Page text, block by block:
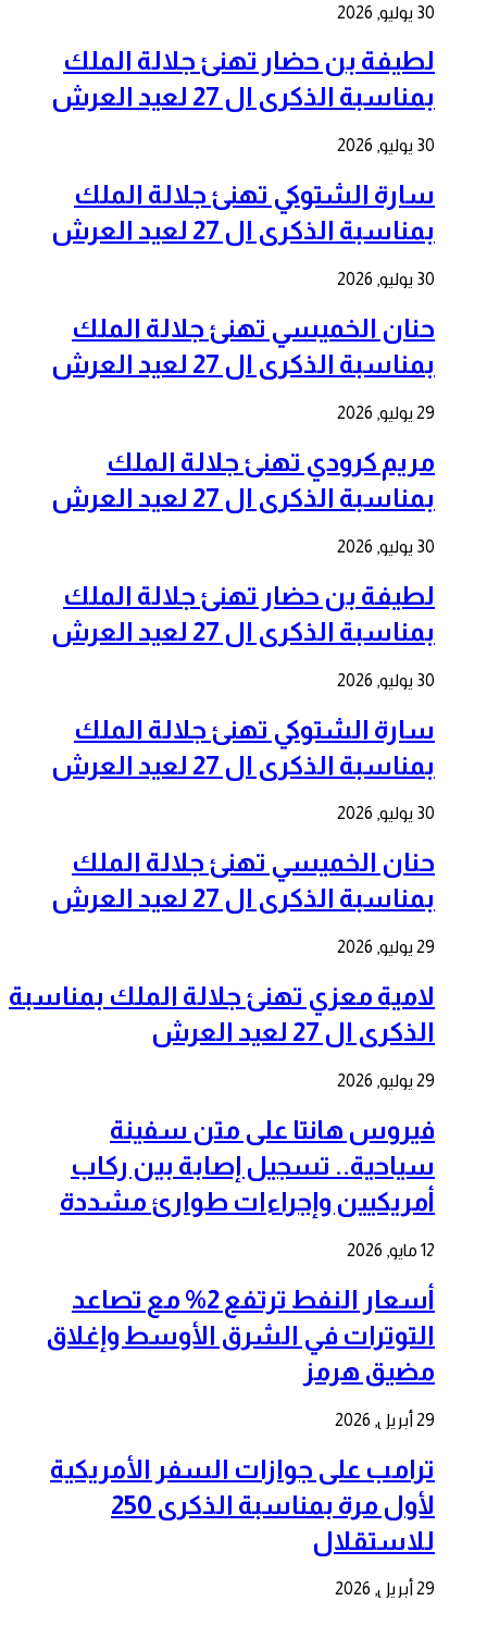
30 يوليو, 2026
لطيفة بن حضار تهنئ جلالة الملك
بمناسبة الذكرى ال 27 لعيد العرش
30 يوليو, 2026
سارة الشتوكي تهنئ جلالة الملك
بمناسبة الذكرى ال 27 لعيد العرش
30 يوليو, 2026
حنان الخميسي تهنئ جلالة الملك
بمناسبة الذكرى ال 27 لعيد العرش
29 يوليو, 2026
مريم كرودي تهنئ جلالة الملك
بمناسبة الذكرى ال 27 لعيد العرش
30 يوليو, 2026
لطيفة بن حضار تهنئ جلالة الملك
بمناسبة الذكرى ال 27 لعيد العرش
30 يوليو, 2026
سارة الشتوكي تهنئ جلالة الملك
بمناسبة الذكرى ال 27 لعيد العرش
30 يوليو, 2026
حنان الخميسي تهنئ جلالة الملك
بمناسبة الذكرى ال 27 لعيد العرش
29 يوليو, 2026
لامية معزي تهنئ جلالة الملك بمناسبة
الذكرى ال 27 لعيد العرش
29 يوليو, 2026
فيروس هانتا على متن سفينة
سياحية.. تسجيل إصابة بين ركاب
أمريكيين وإجراءات طوارئ مشددة
12 مايو, 2026
أسعار النفط ترتفع 2% مع تصاعد
التوترات في الشرق الأوسط وإغلاق
مضيق هرمز
29 أبريل, 2026
ترامب على جوازات السفر الأمريكية
لأول مرة بمناسبة الذكرى 250
للاستقلال
29 أبريل, 2026